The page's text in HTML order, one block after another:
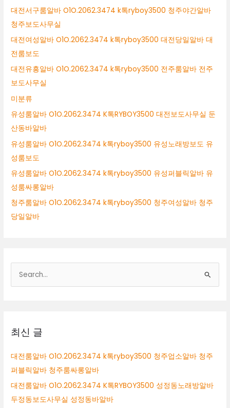
대전서구룸알바 O1O.2062.3474 k톡ryboy3500 청주야간알바
청주보도사무실
대전여성알바 O1O.2062.3474 k톡ryboy3500 대전당일알바 대
전룸보도
대전유흥알바 O1O.2062.3474 k톡ryboy3500 전주룸알바 전주
보도사무실
미분류
유성룸알바 O1O.2062.3474 K톡RYBOY3500 대전보도사무실 둔
산동바알바
유성룸알바 O1O.2062.3474 k톡ryboy3500 유성노래방보도 유
성룸보도
유성룸알바 O1O.2062.3474 k톡ryboy3500 유성퍼블릭알바 유
성룸싸롱알바
청주룸알바 O1O.2062.3474 k톡ryboy3500 청주여성알바 청주
당일알바
색
최신 글
대전룸알바 O1O.2062.3474 k톡ryboy3500 청주업소알바 청주
퍼블릭알바 청주룸싸롱알바
대전룸알바 O1O.2062.3474 K톡RYBOY3500 성정동노래방알바
두정동보도사무실 성정동바알바